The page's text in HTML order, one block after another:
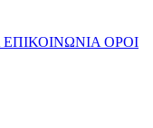
ΕΠΙΚΟΙΝΩΝΙΑ ΟΡΟΙ